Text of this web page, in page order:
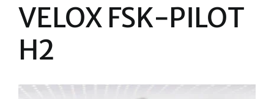
VELOX FSK-PILOT
H2
View